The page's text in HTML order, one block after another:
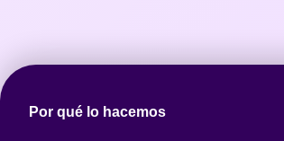
Por qué lo hacemos